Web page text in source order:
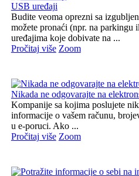
USB uređaji
Budite veoma oprezni sa
možete pronaći (npr. na
uređajima koje dobivate na ...
Pročitaj više Zoom
Nikada ne odgovarajte na
Kompanije sa kojima poslujete
informacije o vašem računu,
u e-poruci. Ako ...
Pročitaj više Zoom